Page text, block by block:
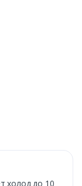
холод до 10